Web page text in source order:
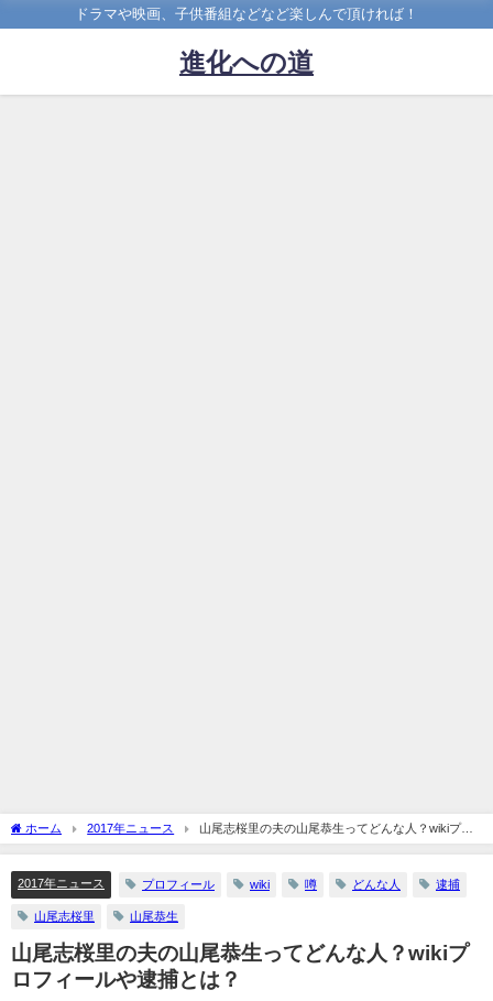
ドラマや映画、子供番組などなど楽しんで頂ければ！
進化への道
ホーム 2017年ニュース
山尾志桜里の夫の山尾恭生ってどんな人？wikiプロ
フィールや逮捕とは？
2017年ニュース プロフィール wiki 噂 どんな人 逮捕
山尾志桜里 山尾恭生
山尾志桜里の夫の山尾恭生ってどんな人？wikiプ
ロフィールや逮捕とは？